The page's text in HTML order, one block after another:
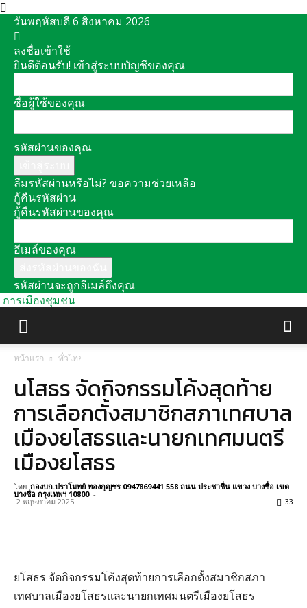
วันพฤหัสบดี 6 สิงหาคม 2026
ลงชื่อเข้าใช้
ยินดีต้อนรับ! เข้าสู่ระบบบัญชีของคุณ
ชื่อผู้ใช้ของคุณ
รหัสผ่านของคุณ
ลืมรหัสผ่านหรือไม่? ขอความช่วยเหลือ
กู้คืนรหัสผ่าน
กู้คืนรหัสผ่านของคุณ
อีเมล์ของคุณ
รหัสผ่านจะถูกอีเมล์ถึงคุณ
การเมืองชุมชน
หน้าแรก ทั่วไทย
นโสธร จัดกิจกรรมโค้งสุดท้าย
การเลือกตั้งสมาชิกสภาเทศบาล
เมืองยโสธรและนายกเทศมนตรี
เมืองยโสธร
โดย กองบก.ปราโมทย์ ทองกุญชร 0947869441 558 ถนน ประชาชื่น แขวง บางซื่อ เขต
บางซื่อ กรุงเทพฯ 10800 -
2 พฤษภาคม 2025 33
ยโสธร จัดกิจกรรมโค้งสุดท้ายการเลือกตั้งสมาชิกสภา
เทศบาลเมืองยโสธรและนายกเทศมนตรีเมืองยโสธร